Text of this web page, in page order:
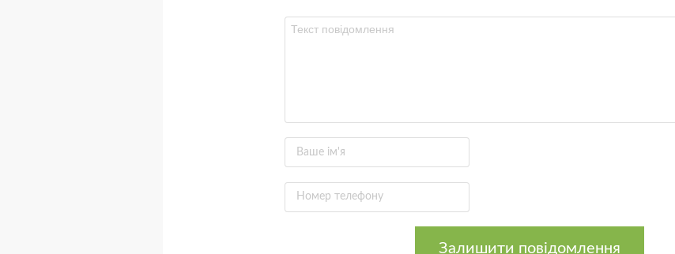
Залишити повідомлення